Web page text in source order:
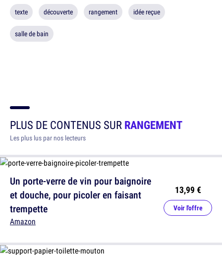
texte découverte rangement idée reçue
salle de bain
PLUS DE CONTENUS SURRANGEMENT
Les plus lus par nos lecteurs
Un porte-verre de vin pour baignoire
et douche, pour picoler en faisant
trempette
Amazon
13,99 €
Voir l'offre